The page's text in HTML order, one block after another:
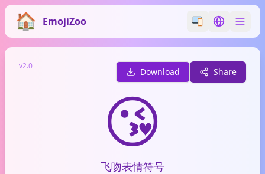
EmojiZoo Switch emoji
Switch
v2.0
Download Share
😘
飞吻表情符号